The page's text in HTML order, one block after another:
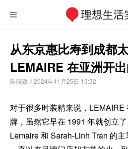
从东京惠比寿到成都
LEMAIRE 在亚洲开
陈露致// 2024年11月25日 13:32
对于很多时装精来说，LEMAIRE
牌，虽然它早在 1991 年就创立
Lemaire 和 Sarah-Linh Tran 的